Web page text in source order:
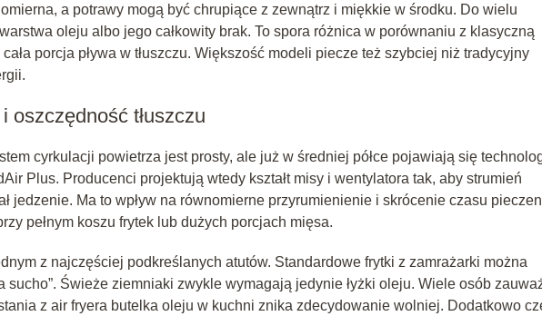
a potrawy mogą być chrupiące z zewnątrz i miękkie w środku. Do wielu
oleju albo jego całkowity brak. To spora różnica w porównaniu z klasyczną
porcja pływa w tłuszczu. Większość modeli piecze też szybciej niż tradycyjny
oszczędność tłuszczu
cyrkulacji powietrza jest prosty, ale już w średniej półce pojawiają się
Plus. Producenci projektują wtedy kształt misy i wentylatora tak, aby strumień
jedzenie. Ma to wpływ na równomierne przyrumienienie i skrócenie czasu
pełnym koszu frytek lub dużych porcjach mięsa.
z najczęściej podkreślanych atutów. Standardowe frytki z zamrażarki można
sucho”. Świeże ziemniaki zwykle wymagają jedynie łyżki oleju. Wiele osób
z air fryera butelka oleju w kuchni znika zdecydowanie wolniej. Dodatkowo